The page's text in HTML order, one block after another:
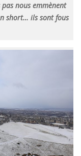
nous emmènent
short… ils sont fous